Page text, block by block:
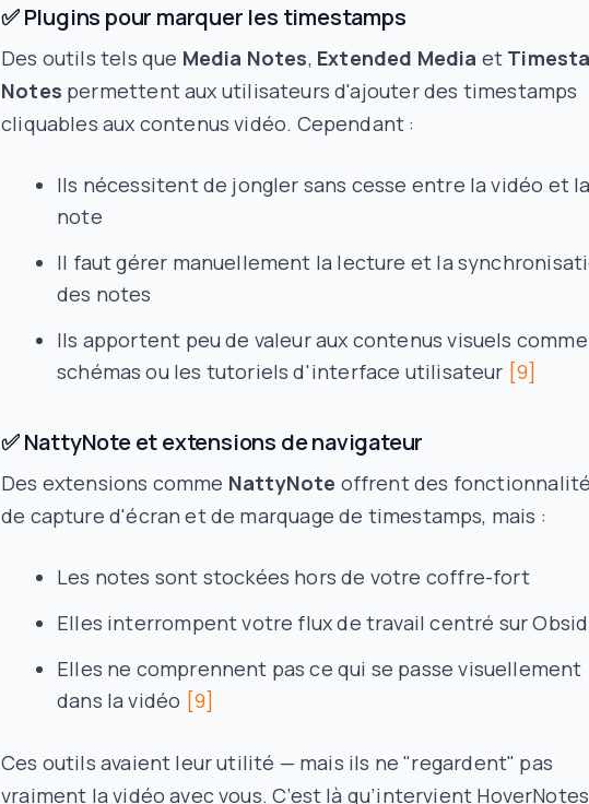
✅ Plugins pour marquer les timestamps
Des outils tels que Media Notes, Extended Media et
Notes permettent aux utilisateurs d'ajouter des timestamps
cliquables aux contenus vidéo. Cependant :
Ils nécessitent de jongler sans cesse entre la vidéo et la
note
Il faut gérer manuellement la lecture et la
des notes
Ils apportent peu de valeur aux contenus visuels
schémas ou les tutoriels d'interface utilisateur [9]
✅ NattyNote et extensions de navigateur
Des extensions comme NattyNote offrent des
de capture d'écran et de marquage de timestamps, mais :
Les notes sont stockées hors de votre coffre-fort
Elles interrompent votre flux de travail centré sur
Elles ne comprennent pas ce qui se passe visuellement
dans la vidéo [9]
Ces outils avaient leur utilité — mais ils ne "regardent" pas
vraiment la vidéo avec vous. C’est là qu’intervient